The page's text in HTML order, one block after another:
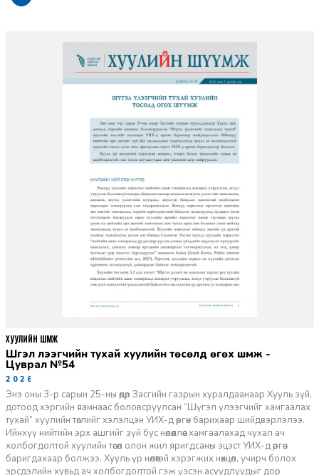
Шүгэл үлээгчийн тухай хуулийн төсөлд өгөх шүүмж -
Цуврал №54
2026-07-27
Энэ оны 3-р сарын 25-ны өдөр Засгийн газрын хуралдаанаар Хууль зүй,
дотоод хэргийн яамнаас боловсруулсан “Шүгэл үлээгчийг хамгаалах
тухай” хуулийн төслийг хэлэлцэн УИХ-д өргөн барихаар шийдвэрлэлээ.
Ийнхүү нийтийн эрх ашгийг зүй бус нөлөөллөөс хамгаалахад чухал ач
холбогдолтой хуулийн төсөл олон жил яригдсаны эцэст УИХ-д өргөн
баригдахаар болжээ. Хууль үр нөлөөтэй хэрэгжих нөхцөл, учирч болох
эрсдэлийн хувьд ач холбогдолтой гэж үзсэн асуудлуудыг дор
ХУУЛИЙН ШҮҮМЖ